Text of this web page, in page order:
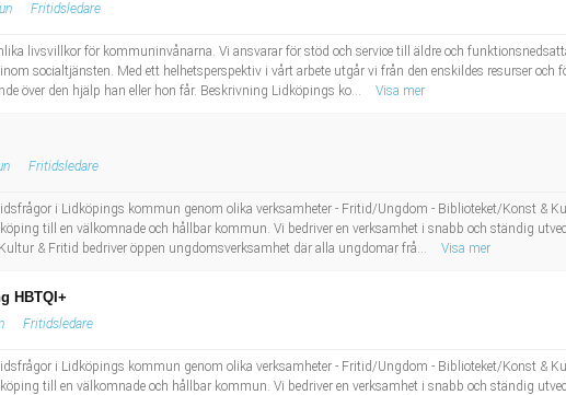
Fritidsledare
livsvillkor för kommuninvånarna. Vi ansvarar för stöd och service till äldre och
socialtjänsten. Med ett helhetsperspektiv i vårt arbete utgår vi från den enskildes resurser och
över den hjälp han eller hon får. Beskrivning Lidköpings ko...
Visa mer
Fritidsledare
i Lidköpings kommun genom olika verksamheter - Fritid/Ungdom - Biblioteket/Konst &
till en välkomnade och hållbar kommun. Vi bedriver en verksamhet i snabb och ständig
& Fritid bedriver öppen ungdomsverksamhet där alla ungdomar frå...
Visa mer
HBTQI+
Fritidsledare
i Lidköpings kommun genom olika verksamheter - Fritid/Ungdom - Biblioteket/Konst &
till en välkomnade och hållbar kommun. Vi bedriver en verksamhet i snabb och ständig